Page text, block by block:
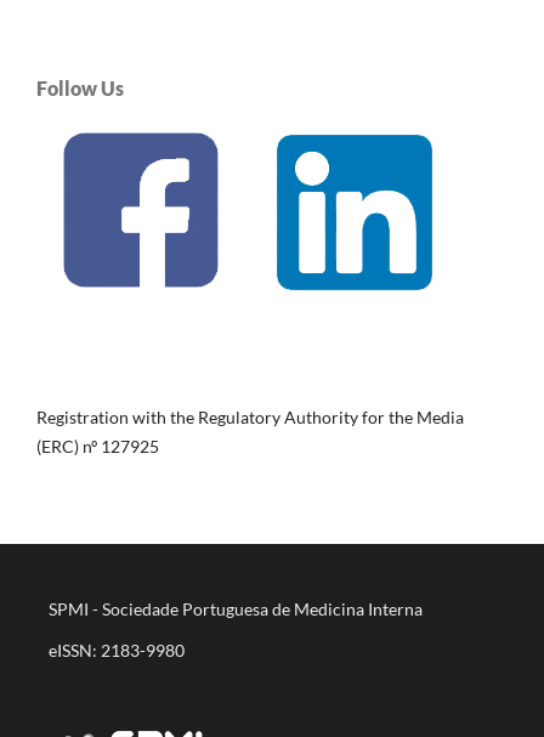
Follow Us
Registration with the Regulatory Authority for the Media
(ERC) nº 127925
SPMI - Sociedade Portuguesa de Medicina Interna
eISSN: 2183-9980